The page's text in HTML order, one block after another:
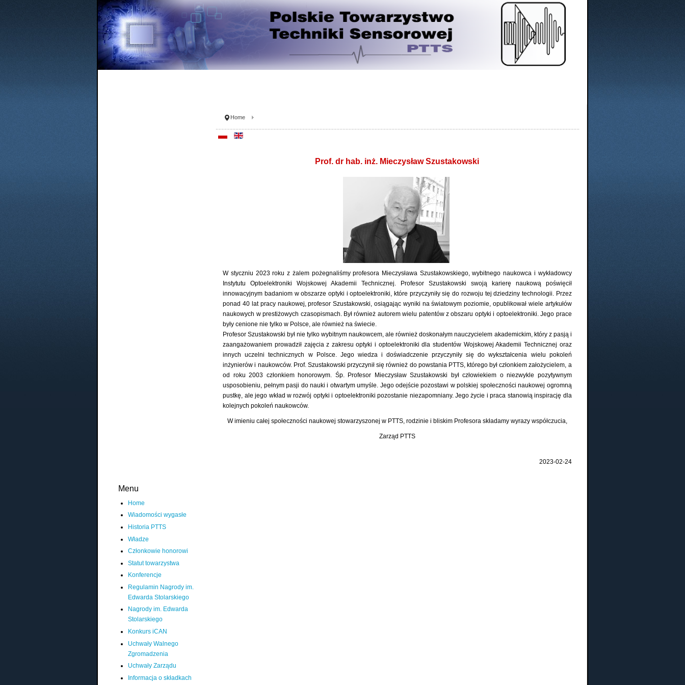
Home
Prof. dr hab. inż. Mieczysław Szustakowski
W styczniu 2023 roku z żalem pożegnaliśmy profesora Mieczysława Szustakowskiego, wybitnego naukowca i wykładowcy
Instytutu Optoelektroniki Wojskowej Akademii Technicznej. Profesor Szustakowski swoją karierę naukową poświęcił
innowacyjnym badaniom w obszarze optyki i optoelektroniki, które przyczyniły się do rozwoju tej dziedziny technologii. Przez
ponad 40 lat pracy naukowej, profesor Szustakowski, osiągając wyniki na światowym poziomie, opublikował wiele artykułów
naukowych w prestiżowych czasopismach. Był również autorem wielu patentów z obszaru optyki i optoelektroniki. Jego prace
były cenione nie tylko w Polsce, ale również na świecie.
Profesor Szustakowski był nie tylko wybitnym naukowcem, ale również doskonałym nauczycielem akademickim, który z pasją i
zaangażowaniem prowadził zajęcia z zakresu optyki i optoelektroniki dla studentów Wojskowej Akademii Technicznej oraz
innych uczelni technicznych w Polsce. Jego wiedza i doświadczenie przyczyniły się do wykształcenia wielu pokoleń
inżynierów i naukowców. Prof. Szustakowski przyczynił się również do powstania PTTS, którego był członkiem założycielem, a
od roku 2003 członkiem honorowym. Śp. Profesor Mieczysław Szustakowski był człowiekiem o niezwykle pozytywnym
usposobieniu, pełnym pasji do nauki i otwartym umyśle. Jego odejście pozostawi w polskiej społeczności naukowej ogromną
pustkę, ale jego wkład w rozwój optyki i optoelektroniki pozostanie niezapomniany. Jego życie i praca stanowią inspirację dla
kolejnych pokoleń naukowców.
W imieniu całej społeczności naukowej stowarzyszonej w PTTS, rodzinie i bliskim Profesora składamy wyrazy współczucia,
Zarząd PTTS
2023-02-24
Menu
Home
Wiadomości wygasłe
Historia PTTS
Władze
Członkowie honorowi
Statut towarzystwa
Konferencje
Regulamin Nagrody im.
Edwarda Stolarskiego
Nagrody im. Edwarda
Stolarskiego
Konkurs iCAN
Uchwały Walnego
Zgromadzenia
Uchwały Zarządu
Informacja o składkach